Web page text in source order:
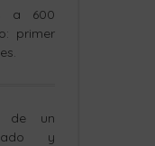
a 600
primer
de un
y